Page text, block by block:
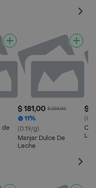
$ 181,00 $ 203,00
11%
(0.19/g)
Manjar Dulce De
Leche
$